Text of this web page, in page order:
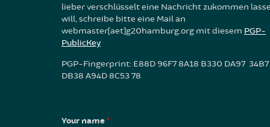
lieber verschlüsselt eine Nachricht zukommen
will, schreibe bitte eine Mail an
webmaster[aet]g20hamburg.org mit diesem PGP-
PublicKey
PGP-Fingerprint: E88D 96F7 8A18 B330 DA97 34B7
DB38 A94D 8C53 78
Your name*